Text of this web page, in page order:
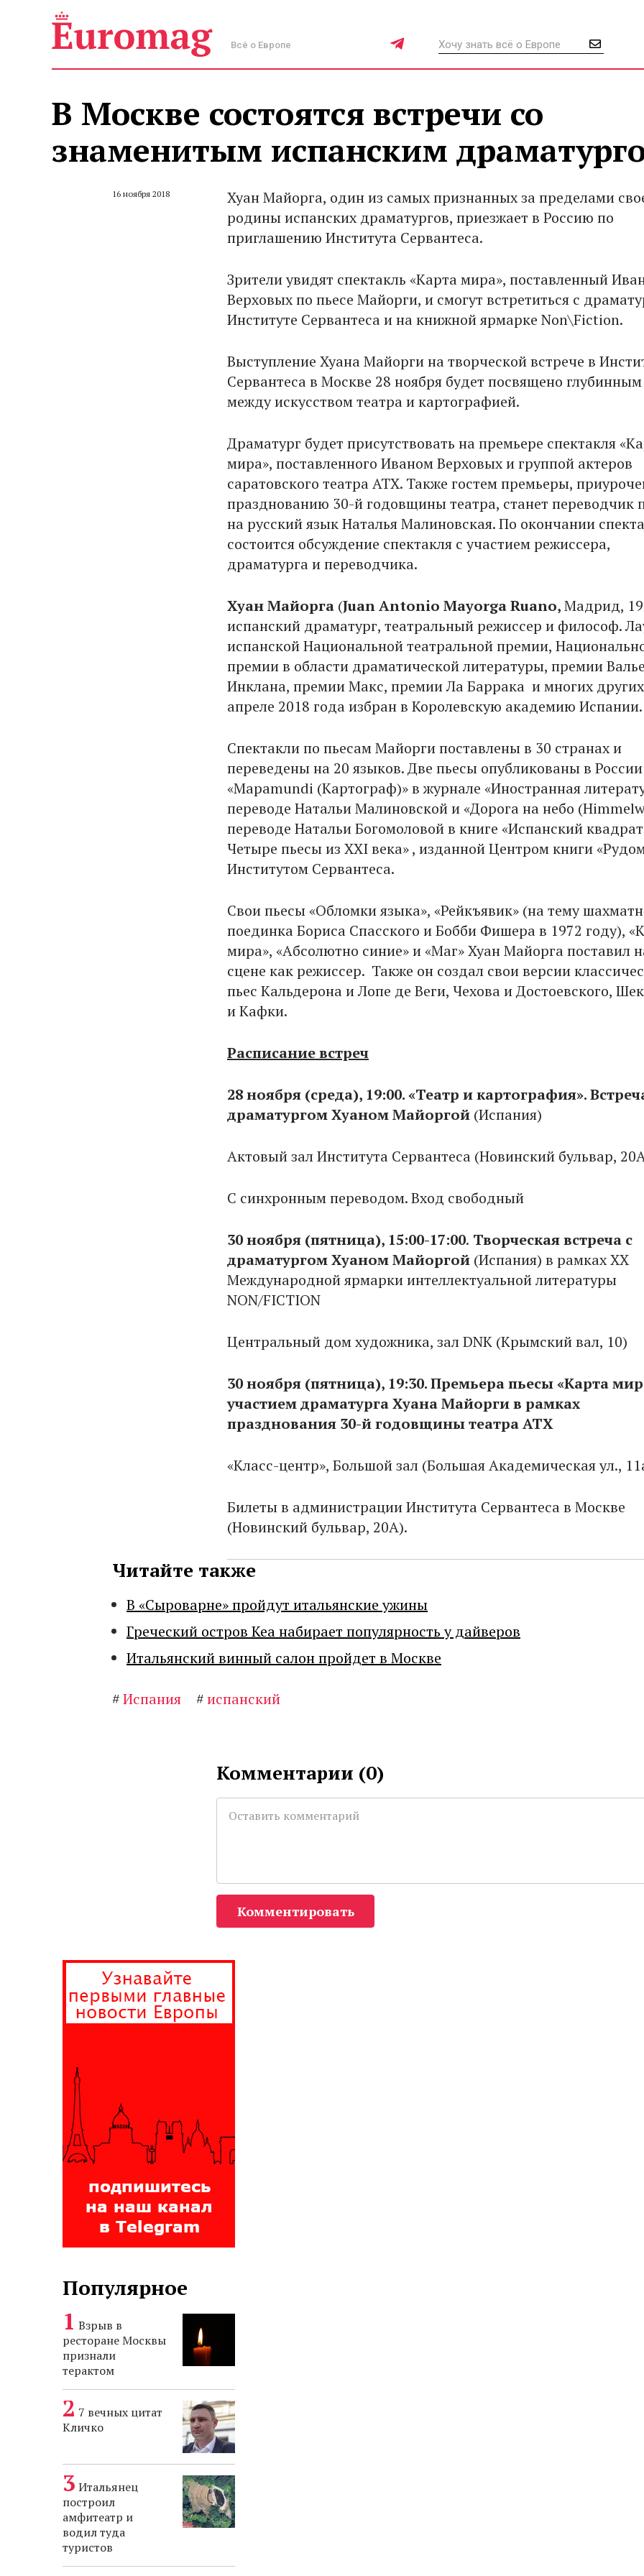
Всё о Европе
В Москве состоятся встречи со
знаменитым испанским
16 ноября 2018
Хуан Майорга, один из самых признанных за пределами
родины испанских драматургов, приезжает в Россию по
приглашению Института Сервантеса.
Зрители увидят спектакль «Карта мира», поставленный
Верховых по пьесе Майорги, и смогут встретиться с
Институте Сервантеса и на книжной ярмарке Non\Fiction.
Выступление Хуана Майорги на творческой встрече в
Сервантеса в Москве 28 ноября будет посвящено глубинным
между искусством театра и картографией.
Драматург будет присутствовать на премьере спектакля
мира», поставленного Иваном Верховых и группой актеров
саратовского театра АТХ. Также гостем премьеры,
празднованию 30-й годовщины театра, станет переводчик
на русский язык Наталья Малиновская. По окончании
состоится обсуждение спектакля с участием режиссера,
драматурга и переводчика.
Хуан Майорга (Juan Antonio Mayorga Ruano,Мадрид,
испанский драматург, театральный режиссер и философ.
испанской Национальной театральной премии,
премии в области драматической литературы, премии
Инклана, премии Макс, премии Ла Баррака и многих
апреле 2018 года избран в Королевскую академию Испании.
Спектакли по пьесам Майорги поставлены в 30 странах и
переведены на 20 языков. Две пьесы опубликованы в
«Mapamundi (Картограф)» в журнале «Иностранная
переводе Натальи Малиновской и «Дорога на небо
переводе Натальи Богомоловой в книге «Испанский
Четыре пьесы из XXI века» , изданной Центром книги
Институтом Сервантеса.
Свои пьесы «Обломки языка», «Рейкъявик» (на тему
поединка Бориса Спасского и Бобби Фишера в 1972 году),
мира», «Абсолютно синие» и «Маг» Хуан Майорга поставил
сцене как режиссер. Также он создал свои версии
пьес Кальдерона и Лопе де Веги, Чехова и Достоевского,
и Кафки.
Расписание встреч
28 ноября (среда), 19:00.«Театр и картография».
драматургом Хуаном Майоргой (Испания)
Актовый зал Института Сервантеса (Новинский бульвар,
С синхронным переводом. Вход свободный
30 ноября (пятница), 15:00-17:00. Творческая встреча с
драматургом Хуаном Майоргой (Испания) в рамках ХХ
Международной ярмарки интеллектуальной литературы
NON/FICTION
Центральный дом художника, зал DNK (Крымский вал, 10)
30 ноября (пятница), 19:30.Премьера пьесы «Карта
участием драматурга Хуана Майорги в рамках
празднования 30-й годовщины театра АТХ
«Класс-центр», Большой зал (Большая Академическая ул.,
Билеты в администрации Института Сервантеса в Москве
(Новинский бульвар, 20А).
Читайте также
В «Сыроварне» пройдут итальянские ужины
Греческий остров Кеа набирает популярность у дайверов
Итальянский винный салон пройдет в Москве
#Испания #испанский
Комментарии (0)
Комментировать
Популярное
Взрыв в
ресторане Москвы
признали
терактом
7 вечных цитат
Кличко
Итальянец
построил
амфитеатр и
водил туда
туристов